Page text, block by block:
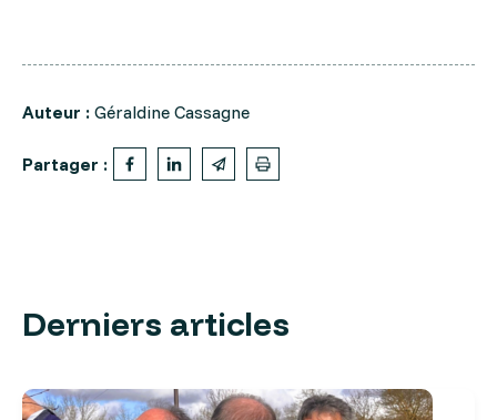
Auteur : Géraldine Cassagne
Partager :
Derniers articles